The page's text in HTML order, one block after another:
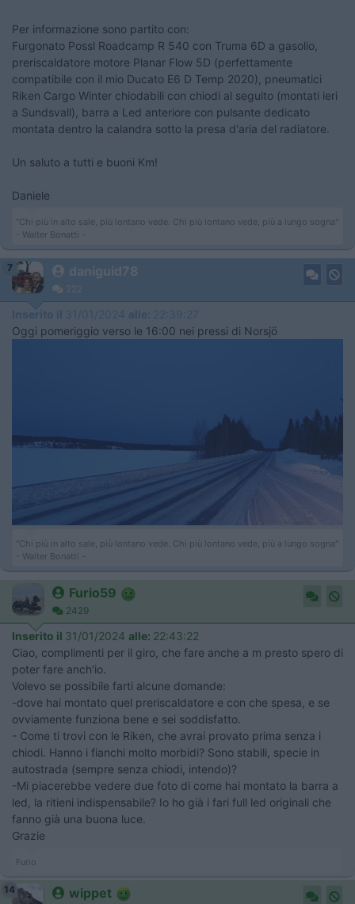
Per informazione sono partito con:
Furgonato Possl Roadcamp R 540 con Truma 6D a gasolio,
preriscaldatore motore Planar Flow 5D (perfettamente
compatibile con il mio Ducato E6 D Temp 2020), pneumatici
Riken Cargo Winter chiodabili con chiodi al seguito (montati ieri
a Sundsvall), barra a Led anteriore con pulsante dedicato
montata dentro la calandra sotto la presa d'aria del radiatore.
Un saluto a tutti e buoni Km!
Daniele
"Chi più in alto sale, più lontano vede. Chi più lontano vede, più a lungo sogna"
- Walter Bonatti -
7 daniguid78
222
Inserito il 31/01/2024 alle: 22:39:27
Oggi pomeriggio verso le 16:00 nei pressi di Norsjö
"Chi più in alto sale, più lontano vede. Chi più lontano vede, più a lungo sogna"
- Walter Bonatti -
Furio59
2429
Inserito il 31/01/2024 alle: 22:43:22
Ciao, complimenti per il giro, che fare anche a m presto spero di
poter fare anch'io.
Volevo se possibile farti alcune domande:
-dove hai montato quel preriscaldatore e con che spesa, e se
ovviamente funziona bene e sei soddisfatto.
- Come ti trovi con le Riken, che avrai provato prima senza i
chiodi. Hanno i fianchi molto morbidi? Sono stabili, specie in
autostrada (sempre senza chiodi, intendo)?
-Mi piacerebbe vedere due foto di come hai montato la barra a
led, la ritieni indispensabile? Io ho già i fari full led originali che
fanno già una buona luce.
Grazie
Furio
14 wippet